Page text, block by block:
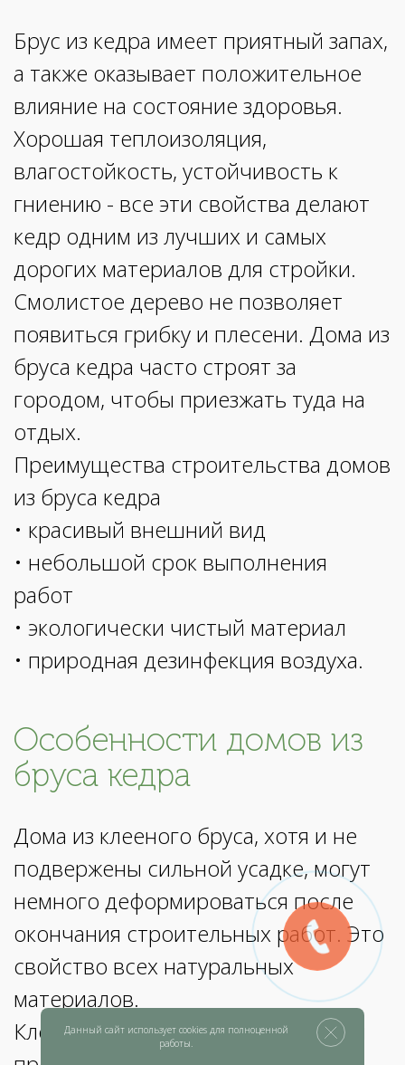
Брус из кедра имеет приятный запах,
а также оказывает положительное
влияние на состояние здоровья.
Хорошая теплоизоляция,
влагостойкость, устойчивость к
гниению - все эти свойства делают
кедр одним из лучших и самых
дорогих материалов для стройки.
Смолистое дерево не позволяет
появиться грибку и плесени. Дома из
бруса кедра часто строят за
городом, чтобы приезжать туда на
отдых.
Преимущества строительства домов
из бруса кедра
• красивый внешний вид
• небольшой срок выполнения
работ
• экологически чистый материал
• природная дезинфекция воздуха.
Особенности домов из
бруса кедра
Дома из клееного бруса, хотя и не
подвержены сильной усадке, могут
немного деформироваться после
окончания строительных работ. Это
свойство всех натуральных
материалов.
Клееный брус отличается высокой
Данный сайт использует cookies для полноценной
работы.